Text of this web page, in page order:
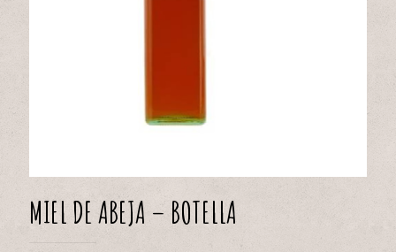
MIEL DE ABEJA – BOTELLA